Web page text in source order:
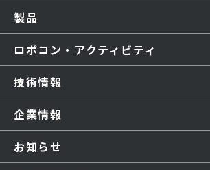
製品
ロボコン・アクティビティ
技術情報
企業情報
お知らせ